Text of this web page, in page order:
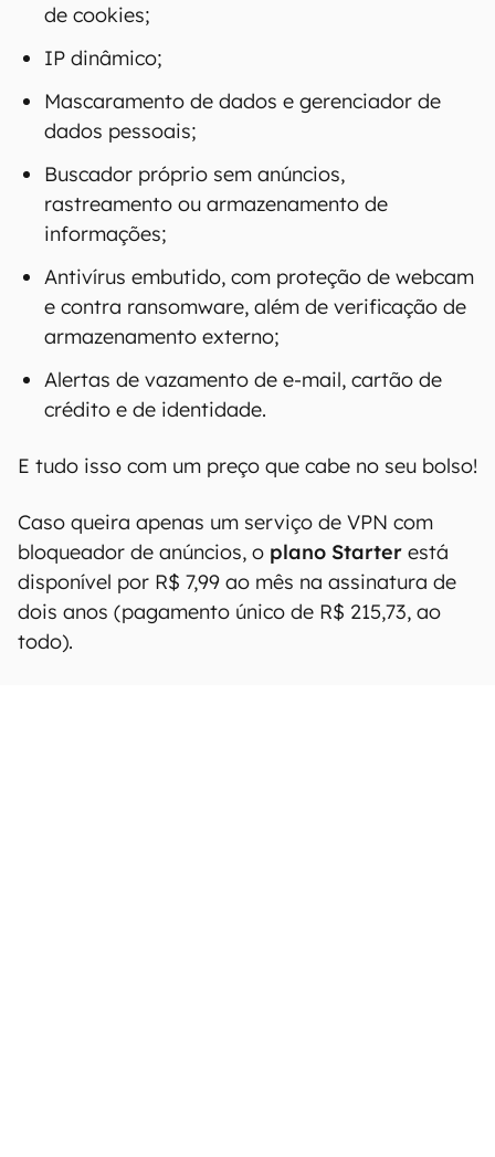
de cookies;
IP dinâmico;
Mascaramento de dados e gerenciador de
dados pessoais;
Buscador próprio sem anúncios,
rastreamento ou armazenamento de
informações;
Antivírus embutido, com proteção de webcam
e contra ransomware, além de verificação de
armazenamento externo;
Alertas de vazamento de e-mail, cartão de
crédito e de identidade.
E tudo isso com um preço que cabe no seu bolso!
Caso queira apenas um serviço de VPN com
bloqueador de anúncios, o plano Starter está
disponível por R$ 7,99 ao mês na assinatura de
dois anos (pagamento único de R$ 215,73, ao
todo).